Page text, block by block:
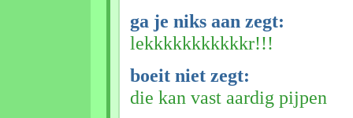
ga je niks aan zegt:
lekkkkkkkkkkkr!!!
boeit niet zegt:
die kan vast aardig pijpen